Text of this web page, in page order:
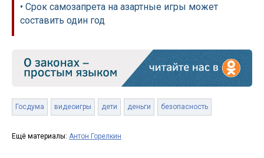
• Срок самозапрета на азартные игры может
составить один год
Госдума видеоигры дети деньги безопасность
Ещё материалы: Антон Горелкин